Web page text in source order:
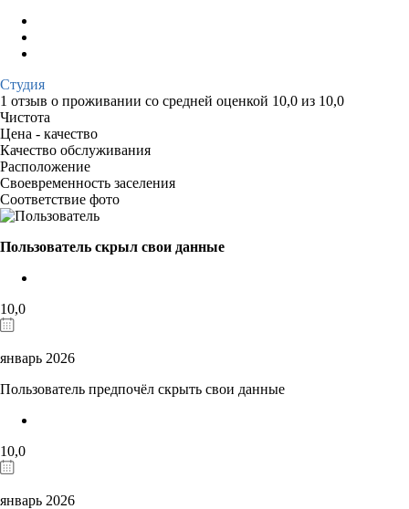
Студия
1 отзыв о проживании со средней оценкой 10,0 из 10,0
Чистота
Цена - качество
Качество обслуживания
Расположение
Своевременность заселения
Соответствие фото
Пользователь скрыл свои данные
10,0
январь 2026
Пользователь предпочёл скрыть свои данные
10,0
январь 2026